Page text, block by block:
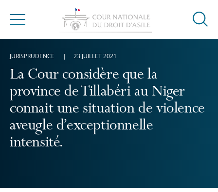
Menu
Ouvrir
La Cour considère que la
province de Tillabéri au Niger
connait une situation de violence
aveugle d’exceptionnelle
intensité.
JURISPRUDENCE 23 JUILLET 2021